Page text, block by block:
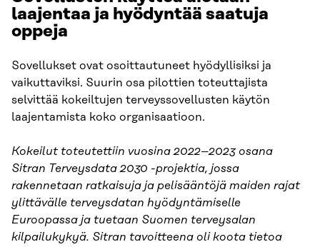
laajentaa ja hyödyntää saatuja
oppeja
Sovellukset ovat osoittautuneet hyödyllisiksi ja
vaikuttaviksi. Suurin osa pilottien toteuttajista
selvittää kokeiltujen terveyssovellusten käytön
laajentamista koko organisaatioon.
Kokeilut toteutettiin vuosina 2022–2023 osana
Sitran Terveysdata 2030 -projektia, jossa
rakennetaan ratkaisuja ja pelisääntöjä maiden rajat
ylittävälle terveysdatan hyödyntämiselle
Euroopassa ja tuetaan Suomen terveysalan
kilpailukykyä. Sitran tavoitteena oli koota tietoa